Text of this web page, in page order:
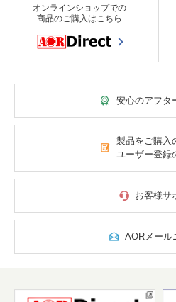
オンラインショップでの
商品のご購入はこちら
安心のアフタ
製品をご購入
ユーザー登録
お客様サ
AORメール